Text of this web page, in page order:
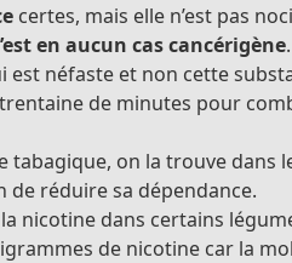
certes, mais elle n’est pas
en aucun cas cancérigène
est néfaste et non cette
de minutes pour
on la trouve
réduire sa dépendance.
la nicotine dans certains
de nicotine car la